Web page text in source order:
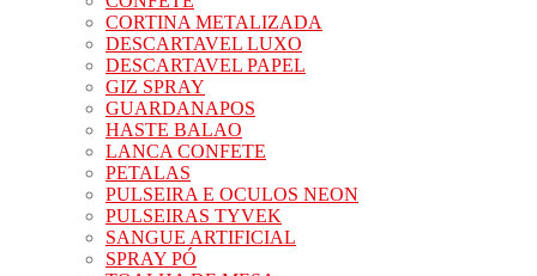
CORTINA METALIZADA
DESCARTAVEL LUXO
DESCARTAVEL PAPEL
GIZ SPRAY
GUARDANAPOS
HASTE BALAO
LANCA CONFETE
PETALAS
PULSEIRA E OCULOS NEON
PULSEIRAS TYVEK
SANGUE ARTIFICIAL
SPRAY PÓ